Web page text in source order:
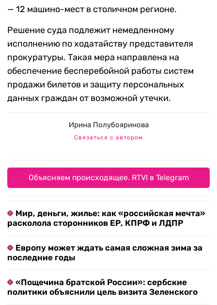
— 12 машино-мест в столичном регионе.
Решение суда подлежит немедленному
исполнению по ходатайству представителя
прокуратуры. Такая мера направлена на
обеспечение бесперебойной работы систем
продажи билетов и защиту персональных
данных граждан от возможной утечки.
Ирина Полубояринова
Связаться с автором
Объясняем происходящее. RTVI в Telegram
Мир, деньги, жилье: как «российская мечта»
расколола сторонников ЕР, КПРФ и ЛДПР
Европу может ждать самая сложная зима за
последние годы
«Пощечина братской России»: сербские
политики объяснили цель визита Зеленского